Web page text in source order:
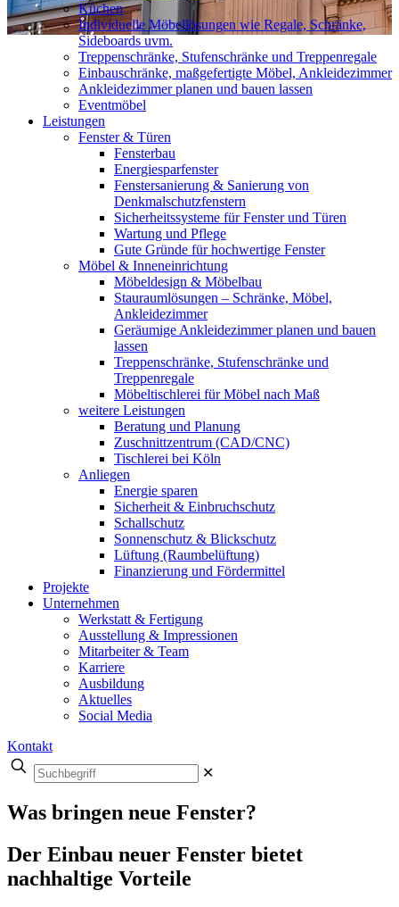
Küchen
Individuelle Möbellösungen wie Regale, Schränke,
Sideboards uvm.
Treppenschränke, Stufenschränke und Treppenregale
Einbauschränke, maßgefertigte Möbel, Ankleidezimmer
Ankleidezimmer planen und bauen lassen
Eventmöbel
Leistungen
Fenster & Türen
Fensterbau
Energiesparfenster
Fenstersanierung & Sanierung von
Denkmalschutzfenstern
Sicherheitssysteme für Fenster und Türen
Wartung und Pflege
Gute Gründe für hochwertige Fenster
Möbel & Inneneinrichtung
Möbeldesign & Möbelbau
Stauraumlösungen – Schränke, Möbel,
Ankleidezimmer
Geräumige Ankleidezimmer planen und bauen
lassen
Treppenschränke, Stufenschränke und
Treppenregale
Möbeltischlerei für Möbel nach Maß
weitere Leistungen
Beratung und Planung
Zuschnittzentrum (CAD/CNC)
Tischlerei bei Köln
Anliegen
Energie sparen
Sicherheit & Einbruchschutz
Schallschutz
Sonnenschutz & Blickschutz
Lüftung (Raumbelüftung)
Finanzierung und Fördermittel
Projekte
Unternehmen
Werkstatt & Fertigung
Ausstellung & Impressionen
Mitarbeiter & Team
Karriere
Ausbildung
Aktuelles
Social Media
Kontakt
✕
Was bringen neue Fenster?
Der Einbau neuer Fenster bietet
nachhaltige Vorteile